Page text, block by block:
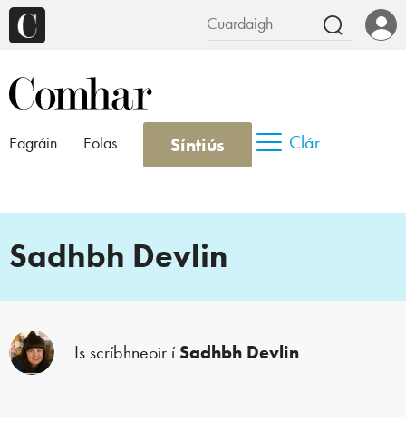
Eagráin Eolas Síntiús Clár
Sadhbh Devlin
Is scríbhneoir íSadhbh Devlin